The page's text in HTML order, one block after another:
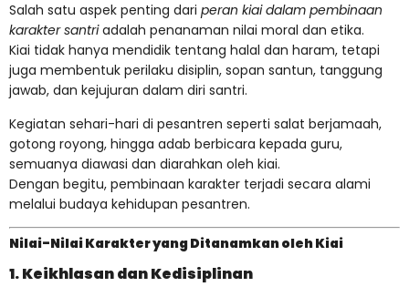
Salah satu aspek penting dari peran kiai dalam pembinaan
karakter santriadalah penanaman nilai moral dan etika.
Kiai tidak hanya mendidik tentang halal dan haram, tetapi
juga membentuk perilaku disiplin, sopan santun, tanggung
jawab, dan kejujuran dalam diri santri.
Kegiatan sehari-hari di pesantren seperti salat berjamaah,
gotong royong, hingga adab berbicara kepada guru,
semuanya diawasi dan diarahkan oleh kiai.
Dengan begitu, pembinaan karakter terjadi secara alami
melalui budaya kehidupan pesantren.
Nilai-Nilai Karakter yang Ditanamkan oleh Kiai
1. Keikhlasan dan Kedisiplinan